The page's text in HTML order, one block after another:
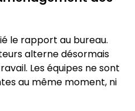
le rapport au bureau.
alterne désormais
Les équipes ne sont
au même moment, ni